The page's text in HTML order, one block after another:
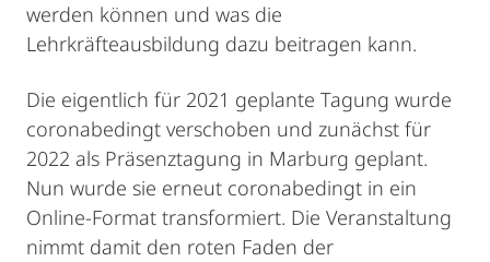
werden können und was die
Lehrkräfteausbildung dazu beitragen kann.
Die eigentlich für 2021 geplante Tagung wurde
coronabedingt verschoben und zunächst für
2022 als Präsenztagung in Marburg geplant.
Nun wurde sie erneut coronabedingt in ein
Online-Format transformiert. Die Veranstaltung
nimmt damit den roten Faden der